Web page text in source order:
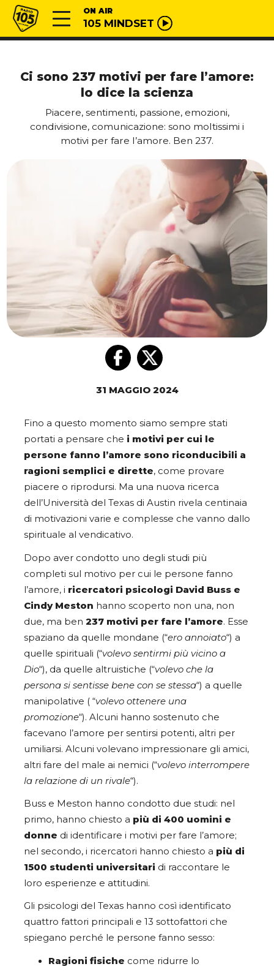
Vai al contenuto
Radio 105 ON AIR
105 MINDSET
Ci sono 237 motivi per fare l’amore:
lo dice la scienza
Piacere, sentimenti, passione, emozioni,
condivisione, comunicazione: sono moltissimi i
motivi per fare l’amore. Ben 237.
31 MAGGIO 2024
Fino a questo momento siamo sempre stati
portati a pensare che i motivi per cui le
persone fanno l’amore sono riconducibili a
ragioni semplici e dirette, come provare
piacere o riprodursi. Ma una nuova ricerca
dell’Università del Texas di Austin rivela centinaia
di motivazioni varie e complesse che vanno dallo
spirituale al vendicativo.
Dopo aver condotto uno degli studi più
completi sul motivo per cui le persone fanno
l’amore, i ricercatori psicologi David Buss e
Cindy Meston hanno scoperto non una, non
due, ma ben 237 motivi per fare l’amore. Esse
spaziano da quelle mondane (“ero annoiato“) a
quelle spirituali (“volevo sentirmi più vicino a
Dio“), da quelle altruistiche (“volevo che la
persona si sentisse bene con se stessa“) a quelle
manipolative ( “volevo ottenere una
promozione“). Alcuni hanno sostenuto che
facevano l’amore per sentirsi potenti, altri per
umiliarsi. Alcuni volevano impressionare gli amici,
altri fare del male ai nemici (“volevo interrompere
la relazione di un rivale“).
Buss e Meston hanno condotto due studi: nel
primo, hanno chiesto a più di 400 uomini e
donne di identificare i motivi per fare l’amore;
nel secondo, i ricercatori hanno chiesto a più di
1500 studenti universitari di raccontare le
loro esperienze e attitudini.
Gli psicologi del Texas hanno così identificato
quattro fattori principali e 13 sottofattori che
spiegano perché le persone fanno sesso:
Ragioni fisiche come ridurre lo